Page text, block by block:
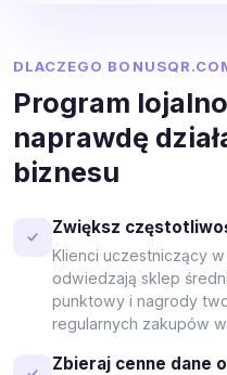
DLACZEGO
Program
naprawdę
biznesu
Zwiększ
Klienci uczestniczący
odwiedzają sklep
punktowy i nagrody
regularnych zakupów
Zbieraj cenne dane